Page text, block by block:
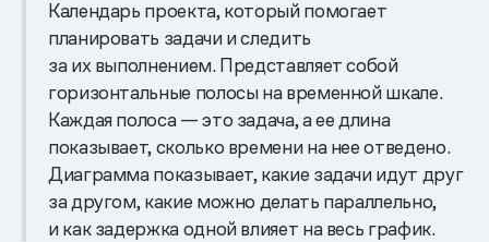
Календарь проекта, который помогает
планировать задачи и следить
за их выполнением. Представляет собой
горизонтальные полосы на временной шкале.
Каждая полоса — это задача, а ее длина
показывает, сколько времени на нее отведено.
Диаграмма показывает, какие задачи идут друг
за другом, какие можно делать параллельно,
и как задержка одной влияет на весь график.